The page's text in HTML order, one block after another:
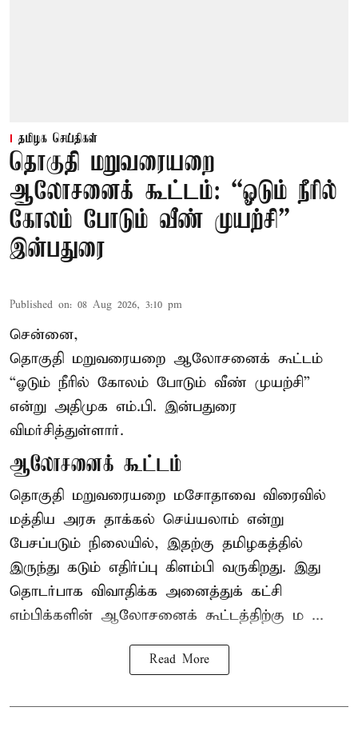
தமிழக செய்திகள்
தொகுதி மறுவரையறை
ஆலோசனைக் கூட்டம்: “ஓடும் நீரில்
கோலம் போடும் வீண் முயற்சி” –
இன்பதுரை
Published on: 08 Aug 2026, 3:10 pm
சென்னை,
தொகுதி மறுவரையறை ஆலோசனைக் கூட்டம்
“ஓடும் நீரில் கோலம் போடும் வீண் முயற்சி”
என்று அதிமுக எம்.பி. இன்பதுரை
விமர்சித்துள்ளார்.
ஆலோசனைக் கூட்டம்
தொகுதி மறுவரையறை மசோதாவை விரைவில்
மத்திய அரசு தாக்கல் செய்யலாம் என்று
பேசப்படும் நிலையில், இதற்கு தமிழகத்தில்
இருந்து கடும் எதிர்ப்பு கிளம்பி வருகிறது. இது
தொடர்பாக விவாதிக்க அனைத்துக் கட்சி
எம்பிக்களின் ஆலோசனைக் கூட்டத்திற்கு ம ...
Read More